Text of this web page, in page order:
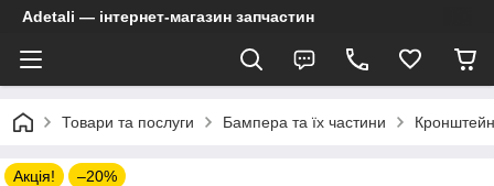
Adetali — інтернет-магазин запчастин
Товари та послуги Бампера та їх частини
Акція! –20%